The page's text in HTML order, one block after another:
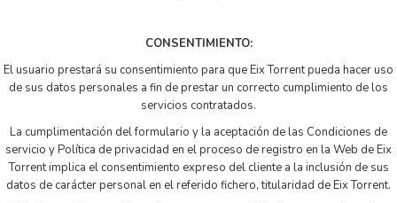
CONSENTIMIENTO:
El usuario prestará su consentimiento para que Eix Torrent pueda hacer uso
de sus datos personales a fin de prestar un correcto cumplimiento de los
servicios contratados.
La cumplimentación del formulario y la aceptación de las Condiciones de
servicio y Política de privacidad en el proceso de registro en la Web de Eix
Torrent implica el consentimiento expreso del cliente a la inclusión de sus
datos de carácter personal en el referido fichero, titularidad de Eix Torrent.